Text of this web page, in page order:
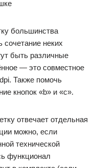
большинства
сочетание неких
быть различные
— это совместное
Также помочь
кнопок «b» и «c».
отвечает отдельная
можно, если
технической
функционал